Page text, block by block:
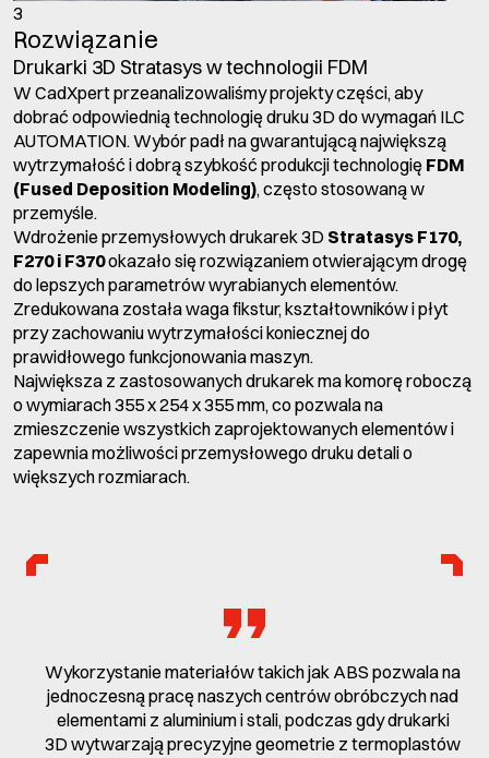
3
Rozwiązanie
Drukarki 3D Stratasys w technologii FDM
W CadXpert przeanalizowaliśmy projekty części, aby
dobrać odpowiednią technologię druku 3D do wymagań ILC
AUTOMATION. Wybór padł na gwarantującą największą
wytrzymałość i dobrą szybkość produkcji technologię FDM
(Fused Deposition Modeling), często stosowaną w
przemyśle.
Wdrożenie przemysłowych drukarek 3D Stratasys F170,
F270 i F370okazało się rozwiązaniem otwierającym drogę
do lepszych parametrów wyrabianych elementów.
Zredukowana została waga fikstur, kształtowników i płyt
przy zachowaniu wytrzymałości koniecznej do
prawidłowego funkcjonowania maszyn.
Największa z zastosowanych drukarek ma komorę roboczą
o wymiarach 355 x 254 x 355 mm, co pozwala na
zmieszczenie wszystkich zaprojektowanych elementów i
zapewnia możliwości przemysłowego druku detali o
większych rozmiarach.
Wykorzystanie materiałów takich jak ABS pozwala na
jednoczesną pracę naszych centrów obróbczych nad
elementami z aluminium i stali, podczas gdy drukarki
3D wytwarzają precyzyjne geometrie z termoplastów